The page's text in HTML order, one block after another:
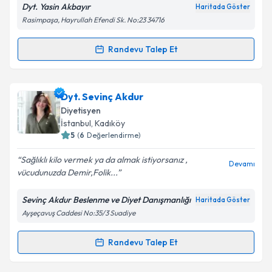
Kişisel verilerimin işlenmesine ilişkin
Metni'ni okudum ve kişisel verilerimin belirtilen
Takvim Talebini Gönder
Dyt. Yasin Akbayır Haritada Göster
Rasimpaşa, Hayrullah Efendi Sk. No:23 34716
Randevu Talep Et
Randevu Takvimi Talebi
Dyt. Yasin Akbayıriçin randevu takvimi talebi
oluşturun. Size bu uzmandan randevu almanız için bir
takvim hazırlandığında e-posta ile bilgilendireceğiz.
Kişisel verilerimin işlenmesine ilişkin Aydınlatma
Metni'ni okudum ve kişisel verilerimin belirtilen
kapsamda işlenmesini kabul ediyorum.
Dyt. Sevinç Akdur
Diyetisyen
İstanbul, Kadıköy
5 (6 Değerlendirme)
Sağlıklı kilo vermek ya da almak istiyorsanız ,
vücudunuzda Demir,Folik...
Devamı
Sevinç Akdur Beslenme ve Diyet Danışmanlığı Haritada Göster
Ayşeçavuş Caddesi No:35/3 Suadiye
Randevu Talep Et
Randevu Takvimi Talebi